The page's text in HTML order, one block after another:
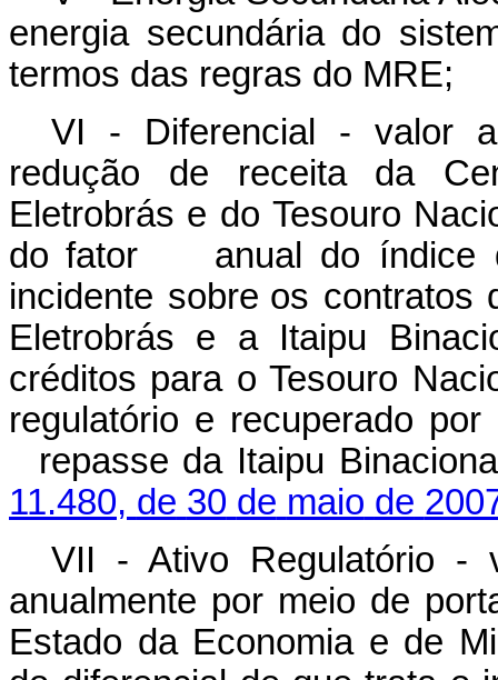
energia secundária do
termos das regras do MRE;
VI - Diferencial - valor
redução de receita da
Eletrobrás e do Tesouro
do fator anual do índice
incidente sobre os contratos
Eletrobrás e a Itaipu
créditos para o Tesouro
regulatório e recuperado por
repasse da Itaipu
11.480, de 30 de maio de
VII - Ativo Regulatório -
anualmente por meio de
Estado da Economia e de